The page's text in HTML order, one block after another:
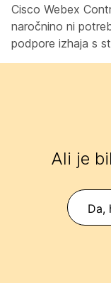
Cisco Webex
naročnino ni
podpore izhaja s
Ali je
Da,